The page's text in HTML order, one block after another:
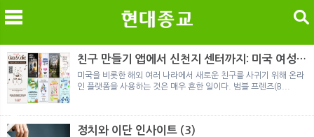
메 검
검색
친구 만들기 앱에서 신천지 센터까지: 미국 여성이
경험한 9개월 포섭의 전 과정
미국을 비롯한 해외 여러 나라에서 새로운 친구를 사귀기 위해 온라
인 플랫폼을 사용하는 것은 매우 흔한 일이다. 범블 프렌즈(B...
정치와 이단 인사이트 (3)